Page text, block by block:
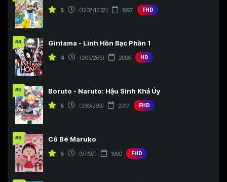
5 (1237/1237) 1997 FHD
#4 Gintama - Linh Hồn Bạc Phần 1
4 (265/265) 2006 HD
#5 Boruto - Naruto: Hậu Sinh Khả Úy
5 (293/293) 2017 FHD
#6 Cô Bé Maruko
5 (97/97) 1990 FHD